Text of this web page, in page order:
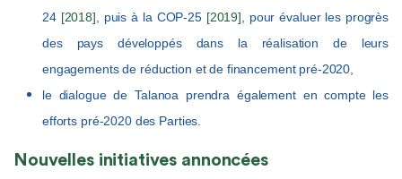
24 [2018], puis à la COP-25 [2019], pour évaluer les progrès
des pays développés dans la réalisation de leurs
engagements de réduction et de financement pré-2020,
le dialogue de Talanoa prendra également en compte les
efforts pré-2020 des Parties.
Nouvelles initiatives annoncées